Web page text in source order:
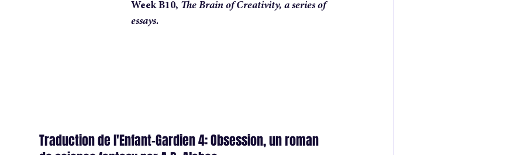
Week B10, The Brain of Creativity, a series of
essays.
Traduction de l'Enfant-Gardien 4: Obsession, un roman